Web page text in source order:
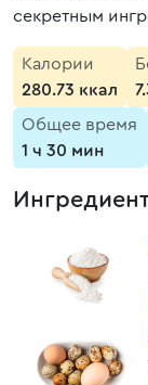
секретным
Калории
280.73 ккал
Общее время
1 ч 30 мин